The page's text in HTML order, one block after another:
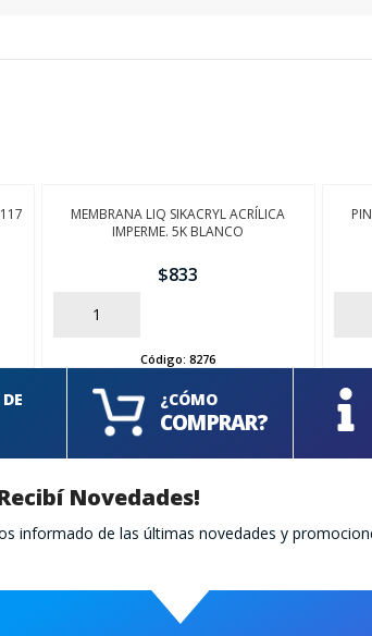
MEMBRANA LIQ SIKACRYL ACRÍLICA
IMPERME. 5K BLANCO
$833
AÑADIR
Código:8276
¿CÓMO
COMPRAR?
Novedades!
informado de las últimas novedades y